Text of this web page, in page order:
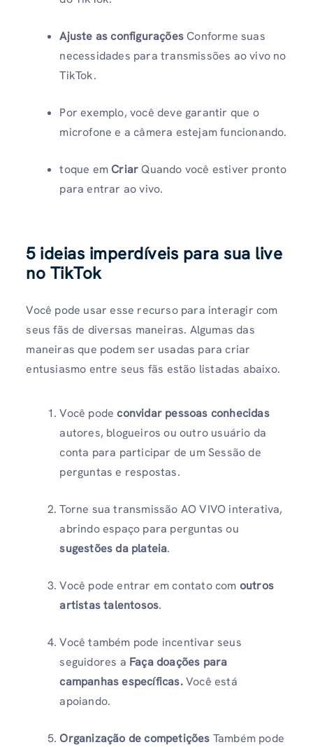
Ajuste as configuraçõesConforme suas
necessidades para transmissões ao vivo no
TikTok.
Por exemplo, você deve garantir que o
microfone e a câmera estejam funcionando.
toque emCriarQuando você estiver pronto
para entrar ao vivo.
5 ideias imperdíveis para sua live
no TikTok
Você pode usar esse recurso para interagir com
seus fãs de diversas maneiras. Algumas das
maneiras que podem ser usadas para criar
entusiasmo entre seus fãs estão listadas abaixo.
Você podeconvidar pessoas conhecidas
autores, blogueiros ou outro usuário da
conta para participar de um Sessão de
perguntas e respostas.
Torne sua transmissão AO VIVO interativa,
abrindo espaço para perguntas ou
sugestões da plateia.
Você pode entrar em contato com outros
artistas talentosos.
Você também pode incentivar seus
seguidores a Faça doações para
campanhas específicas.Você está
apoiando.
Organização de competições Também pode